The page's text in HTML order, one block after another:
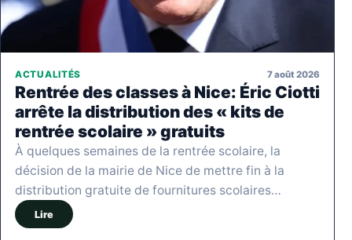
ACTUALITÉS 7 août 2026
Rentrée des classes à Nice: Éric Ciotti
arrête la distribution des « kits de
rentrée scolaire » gratuits
À quelques semaines de la rentrée scolaire, la
décision de la mairie de Nice de mettre fin à la
distribution gratuite de fournitures scolaires…
Lire